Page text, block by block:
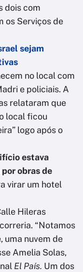
dois com
os Serviços de
sejam
no local com
e policiais. A
relataram que
local ficou
logo após o
estava
obras de
virar um hotel
Hileras
“Notamos
uma nuvem de
Amelia Solas,
El País. Um dos